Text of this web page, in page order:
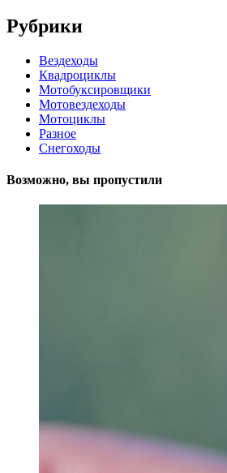
Рубрики
Вездеходы
Квадроциклы
Мотобуксировщики
Мотовездеходы
Мотоциклы
Разное
Снегоходы
Возможно, вы пропустили